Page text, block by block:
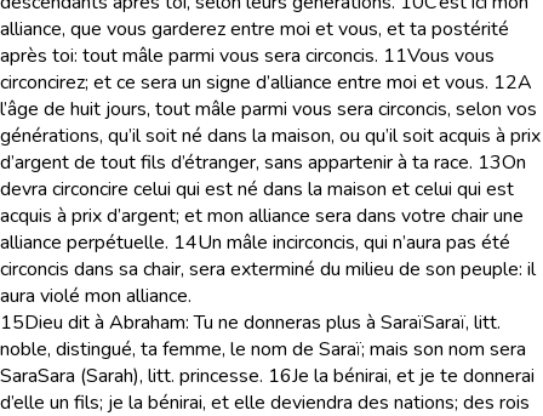
alliance, que vous garderez entre moi et vous, et ta postérité
après toi: tout mâle parmi vous sera circoncis. 11Vous vous
circoncirez; et ce sera un signe d’alliance entre moi et vous. 12A
l’âge de huit jours, tout mâle parmi vous sera circoncis, selon vos
générations, qu’il soit né dans la maison, ou qu’il soit acquis à prix
d’argent de tout fils d’étranger, sans appartenir à ta race. 13On
devra circoncire celui qui est né dans la maison et celui qui est
acquis à prix d’argent; et mon alliance sera dans votre chair une
alliance perpétuelle. 14Un mâle incirconcis, qui n’aura pas été
circoncis dans sa chair, sera exterminé du milieu de son peuple: il
aura violé mon alliance.
15Dieu dit à Abraham: Tu ne donneras plus à SaraïSaraï, litt.
noble, distingué, ta femme, le nom de Saraï; mais son nom sera
SaraSara (Sarah), litt. princesse. 16Je la bénirai, et je te donnerai
d’elle un fils; je la bénirai, et elle deviendra des nations; des rois